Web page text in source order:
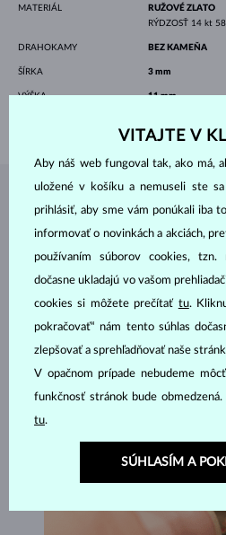
MATERIÁL
RUŽOVÉ ZLATO
RÝDZOSŤ 14 kt
DRAHOKAMY BEZ KAMEŇA
ŠÍRKA 3 mm
VÝŠKA 11 mm
ŠPERKY Z
VITAJTE V
Aby náš web fungoval tak, ako má,
uložené v košíku a nemuseli ste
prihlásiť, aby sme vám ponúkali iba
informovať o novinkách a akciách,
používaním súborov cookies,
dočasne ukladajú vo vašom
cookies si môžete prečítať tu.
pokračovať“ nám tento súhlas
zlepšovať a sprehľadňovať naše
V opačnom prípade nebudeme
funkčnosť stránok bude
tu.
SÚHLASÍM A